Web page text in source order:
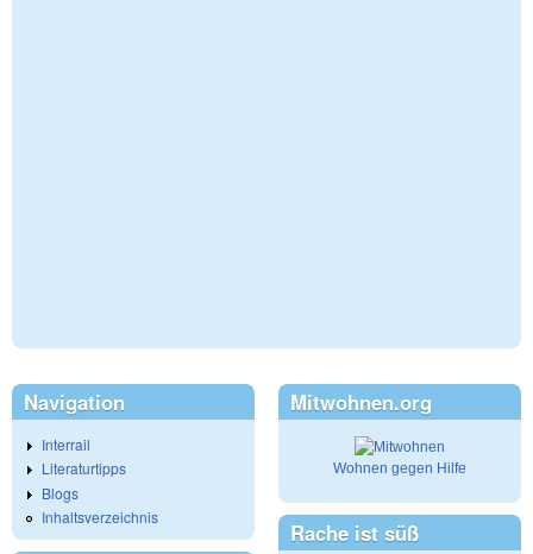
Navigation
Interrail
Literaturtipps
Blogs
Inhaltsverzeichnis
Mitwohnen.org
Wohnen gegen Hilfe
Rache ist süß